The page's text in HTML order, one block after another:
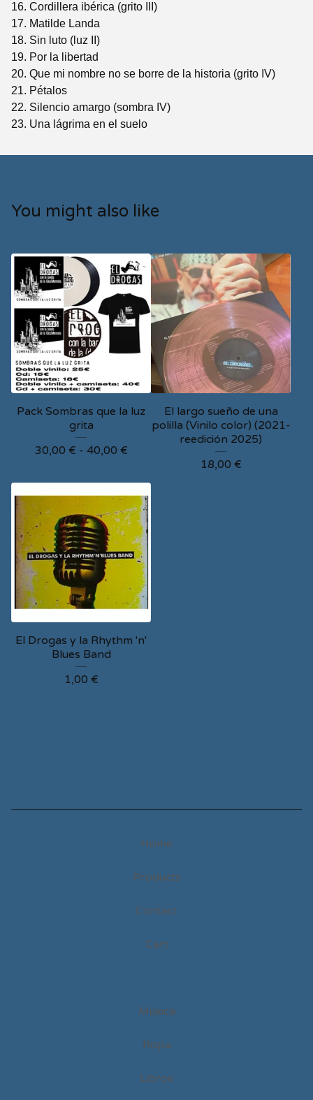
16. Cordillera ibérica (grito III)
17. Matilde Landa
18. Sin luto (luz II)
19. Por la libertad
20. Que mi nombre no se borre de la historia (grito IV)
21. Pétalos
22. Silencio amargo (sombra IV)
23. Una lágrima en el suelo
You might also like
Pack Sombras que la luz
grita
30,00 € - 40,00 €
El largo sueño de una
polilla (Vinilo color) (2021-
reedición 2025)
18,00 €
El Drogas y la Rhythm 'n'
Blues Band
1,00 €
Home
Products
Contact
Cart
Música
Ropa
Libros